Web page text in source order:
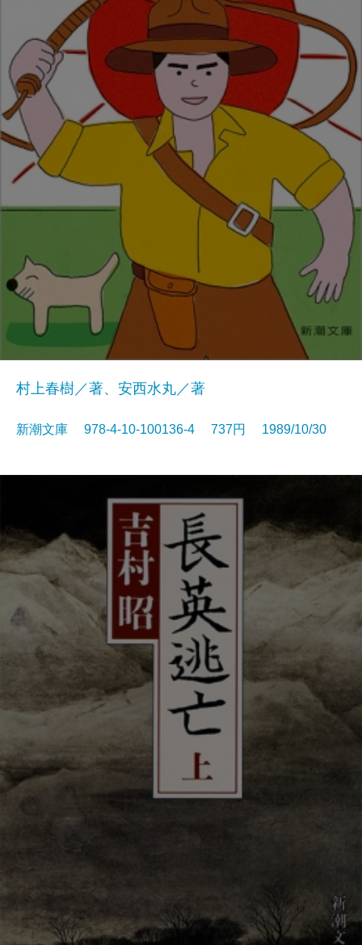
村上春樹／著、安西水丸／著
新潮文庫 978-4-10-100136-4 737円 1989/10/30